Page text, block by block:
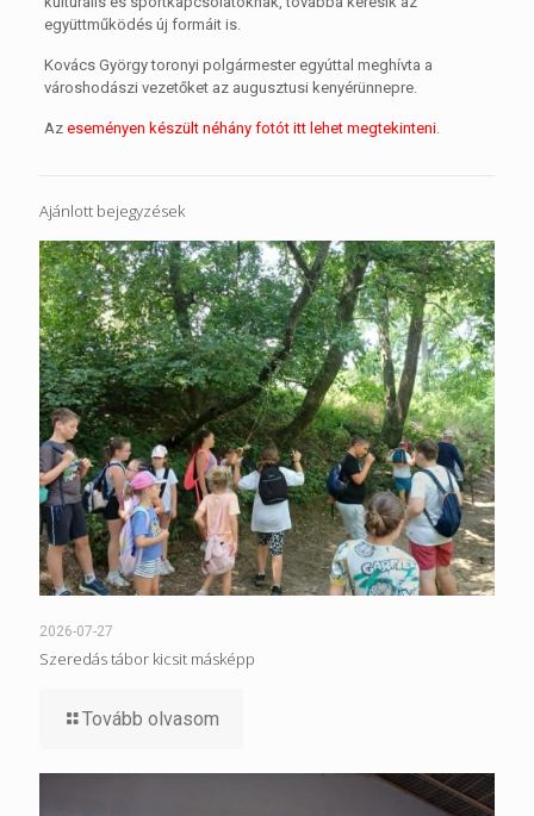
együttműködés új formáit is.
Kovács György toronyi polgármester egyúttal meghívta a
városhodászi vezetőket az augusztusi kenyérünnepre.
Az eseményen készült néhány fotót itt lehet megtekinteni.
Ajánlott bejegyzések
2026-07-27
Szeredás tábor kicsit másképp
Tovább olvasom